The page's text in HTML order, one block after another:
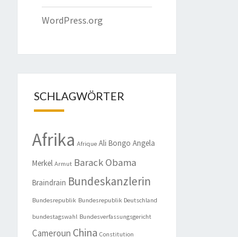
WordPress.org
SCHLAGWÖRTER
Afrika Afrique Ali Bongo Angela
Merkel Armut Barack Obama
Braindrain Bundeskanzlerin
Bundesrepublik Bundesrepublik Deutschland
bundestagswahl Bundesverfassungsgericht
Cameroun China Constitution